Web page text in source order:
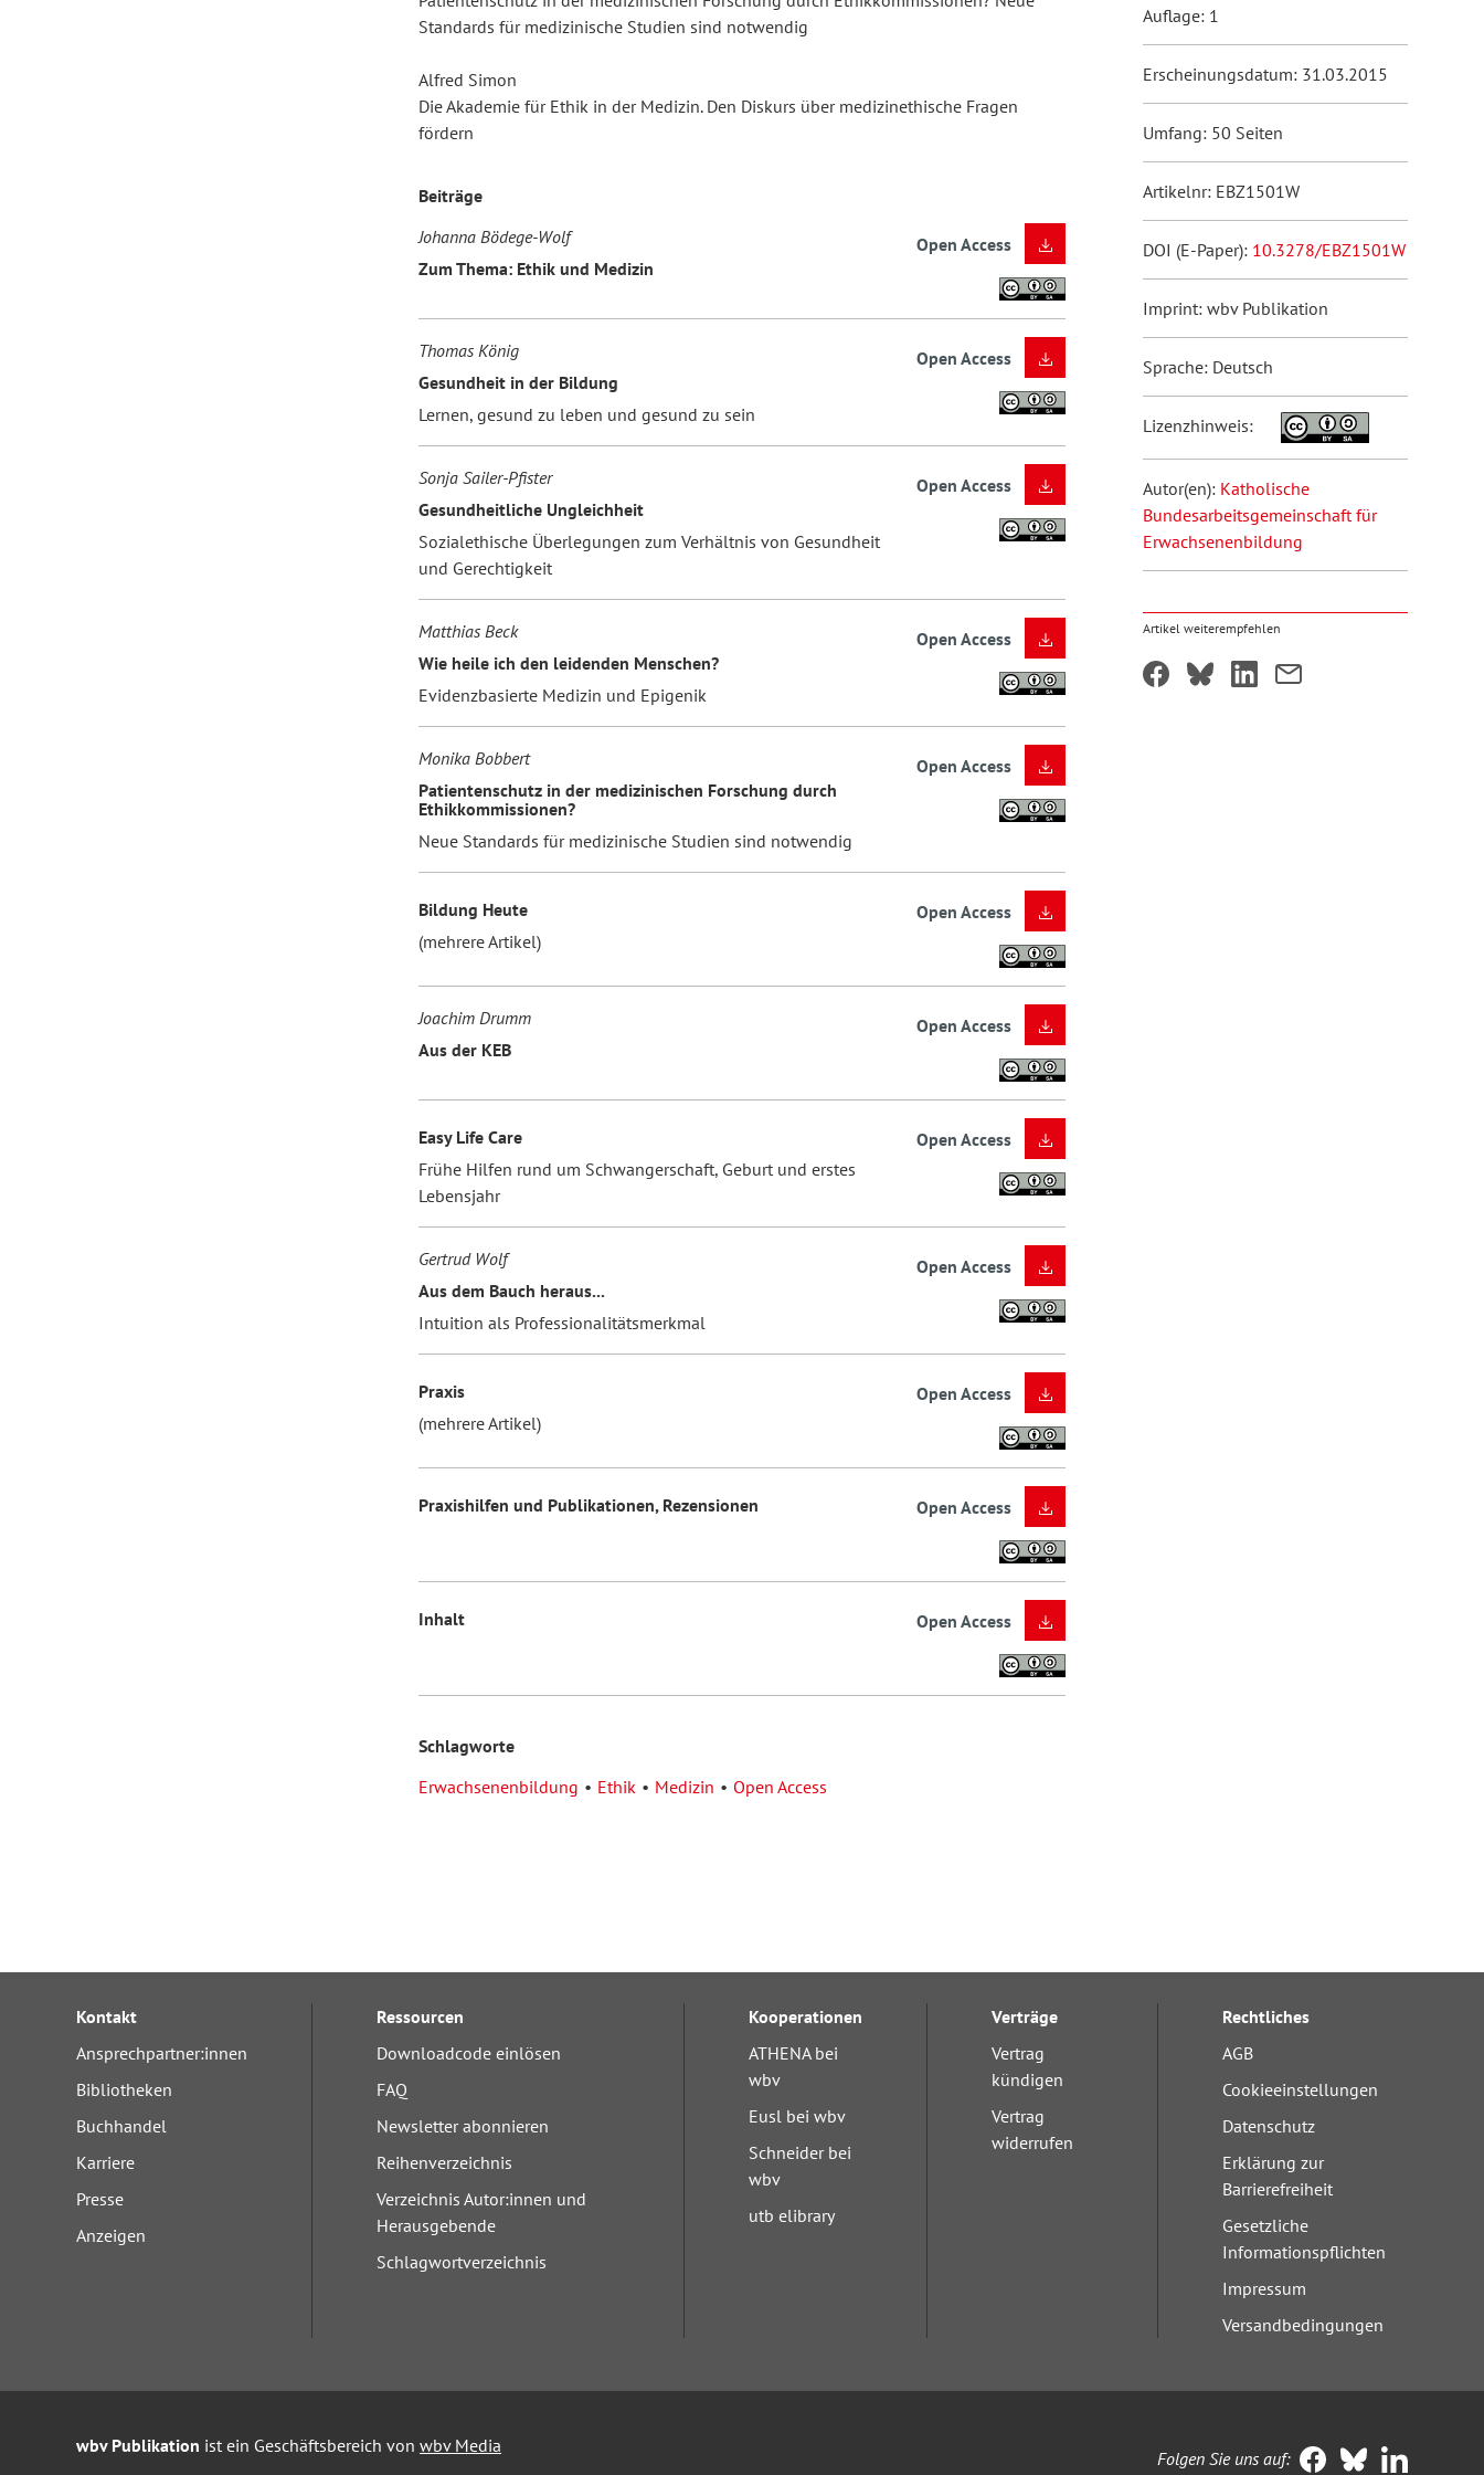
Standards für medizinische Studien sind notwendig
Alfred Simon
Die Akademie für Ethik in der Medizin. Den Diskurs über medizinethische Fragen
fördern
Beiträge
Johanna Bödege-Wolf
Zum Thema: Ethik und Medizin
Open Access
Thomas König
Gesundheit in der Bildung
Lernen, gesund zu leben und gesund zu sein
Open Access
Sonja Sailer-Pfister
Gesundheitliche Ungleichheit
Sozialethische Überlegungen zum Verhältnis von Gesundheit
und Gerechtigkeit
Open Access
Matthias Beck
Wie heile ich den leidenden Menschen?
Evidenzbasierte Medizin und Epigenik
Open Access
Monika Bobbert
Patientenschutz in der medizinischen Forschung durch
Ethikkommissionen?
Neue Standards für medizinische Studien sind notwendig
Open Access
Bildung Heute
(mehrere Artikel)
Open Access
Joachim Drumm
Aus der KEB
Open Access
Easy Life Care
Frühe Hilfen rund um Schwangerschaft, Geburt und erstes
Lebensjahr
Open Access
Gertrud Wolf
Aus dem Bauch heraus...
Intuition als Professionalitätsmerkmal
Open Access
Praxis
(mehrere Artikel)
Open Access
Praxishilfen und Publikationen, Rezensionen Open Access
Inhalt Open Access
Schlagworte
Erwachsenenbildung
Ethik Medizin Open Access
Auflage: 1
Erscheinungsdatum: 31.03.2015
Umfang: 50 Seiten
Artikelnr: EBZ1501W
DOI (E-Paper): 10.3278/EBZ1501W
Imprint: wbv Publikation
Sprache: Deutsch
Lizenzhinweis:
Autor(en): Katholische
Bundesarbeitsgemeinschaft für
Erwachsenenbildung
Artikel weiterempfehlen
Kontakt
Ansprechpartner:innen
Bibliotheken
Buchhandel
Karriere
Presse
Anzeigen
Ressourcen
Downloadcode einlösen
FAQ
Newsletter abonnieren
Reihenverzeichnis
Verzeichnis Autor:innen und
Herausgebende
Schlagwortverzeichnis
Kooperationen
ATHENA bei
wbv
Eusl bei wbv
Schneider bei
wbv
utb elibrary
Verträge
Vertrag
kündigen
Vertrag
widerrufen
Rechtliches
AGB
Cookieeinstellungen
Datenschutz
Erklärung zur
Barrierefreiheit
Gesetzliche
Informationspflichten
Impressum
Versandbedingungen
wbv Publikation ist ein Geschäftsbereich von wbv Media
Folgen Sie uns auf: